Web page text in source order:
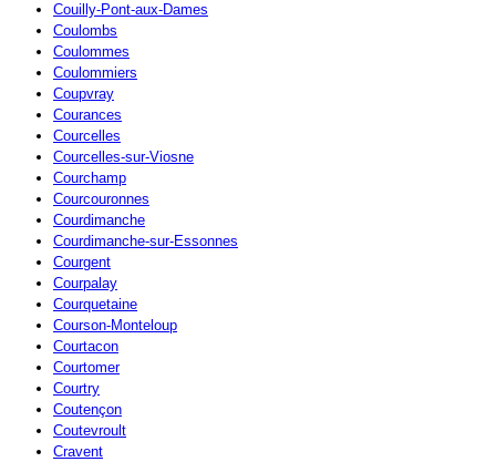
Couilly-Pont-aux-Dames
Coulombs
Coulommes
Coulommiers
Coupvray
Courances
Courcelles
Courcelles-sur-Viosne
Courchamp
Courcouronnes
Courdimanche
Courdimanche-sur-Essonnes
Courgent
Courpalay
Courquetaine
Courson-Monteloup
Courtacon
Courtomer
Courtry
Coutençon
Coutevroult
Cravent